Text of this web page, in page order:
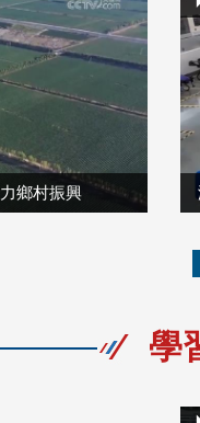
鄉村振興
學